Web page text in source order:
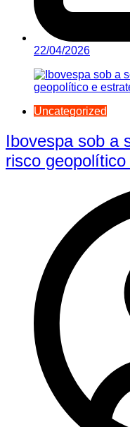
22/04/2026
Uncategorized
Ibovespa sob a
risco